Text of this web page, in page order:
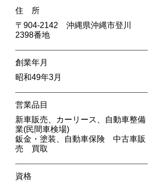
住 所
〒904-2142 沖縄県沖縄市登川
2398番地
創業年月
昭和49年3月
営業品目
新車販売、カーリース、自動車整備
業(民間車検場)
鈑金・塗装、自動車保険 中古車販
売 買取
​資格